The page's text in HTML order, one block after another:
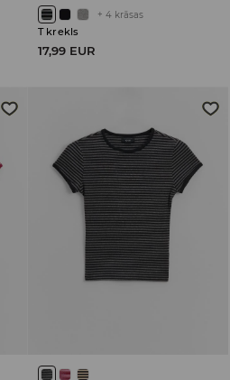
+ 4 krāsas
T krekls
17,99 EUR